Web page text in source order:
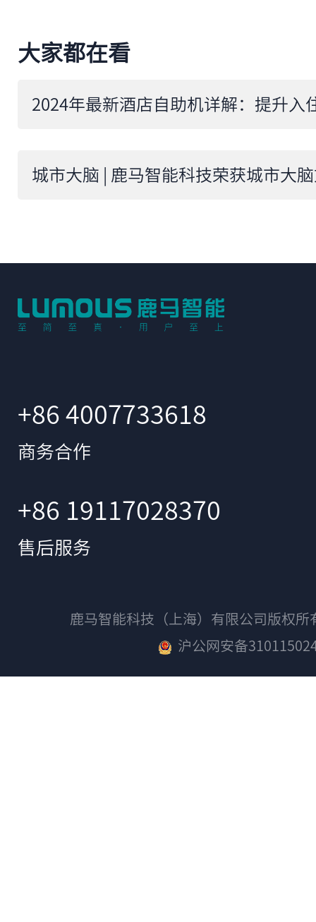
大家都在看
+86 4007733618
商务合作
+86 19117028370
售后服务
鹿马智能科技（上海）有限公司版权
沪公网安备